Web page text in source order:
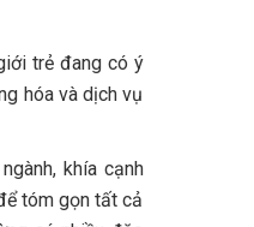
trẻ đang có ý
hóa và dịch vụ
khía cạnh
tóm gọn tất cả